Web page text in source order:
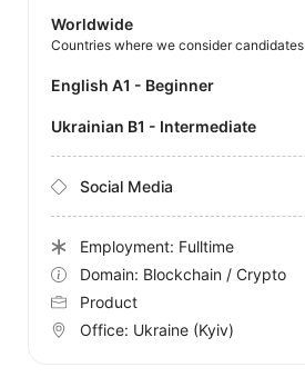
Worldwide
Countries where we consider candidates
English A1 - Beginner
Ukrainian B1 - Intermediate
Social Media
Employment: Fulltime
Domain: Blockchain / Crypto
Product
Office: Ukraine (Kyiv)